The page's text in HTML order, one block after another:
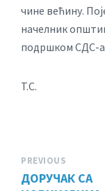
чине већину.
начелник
подршком СДС-а
T.С.
PREVIOUS
ДОРУЧАК СА